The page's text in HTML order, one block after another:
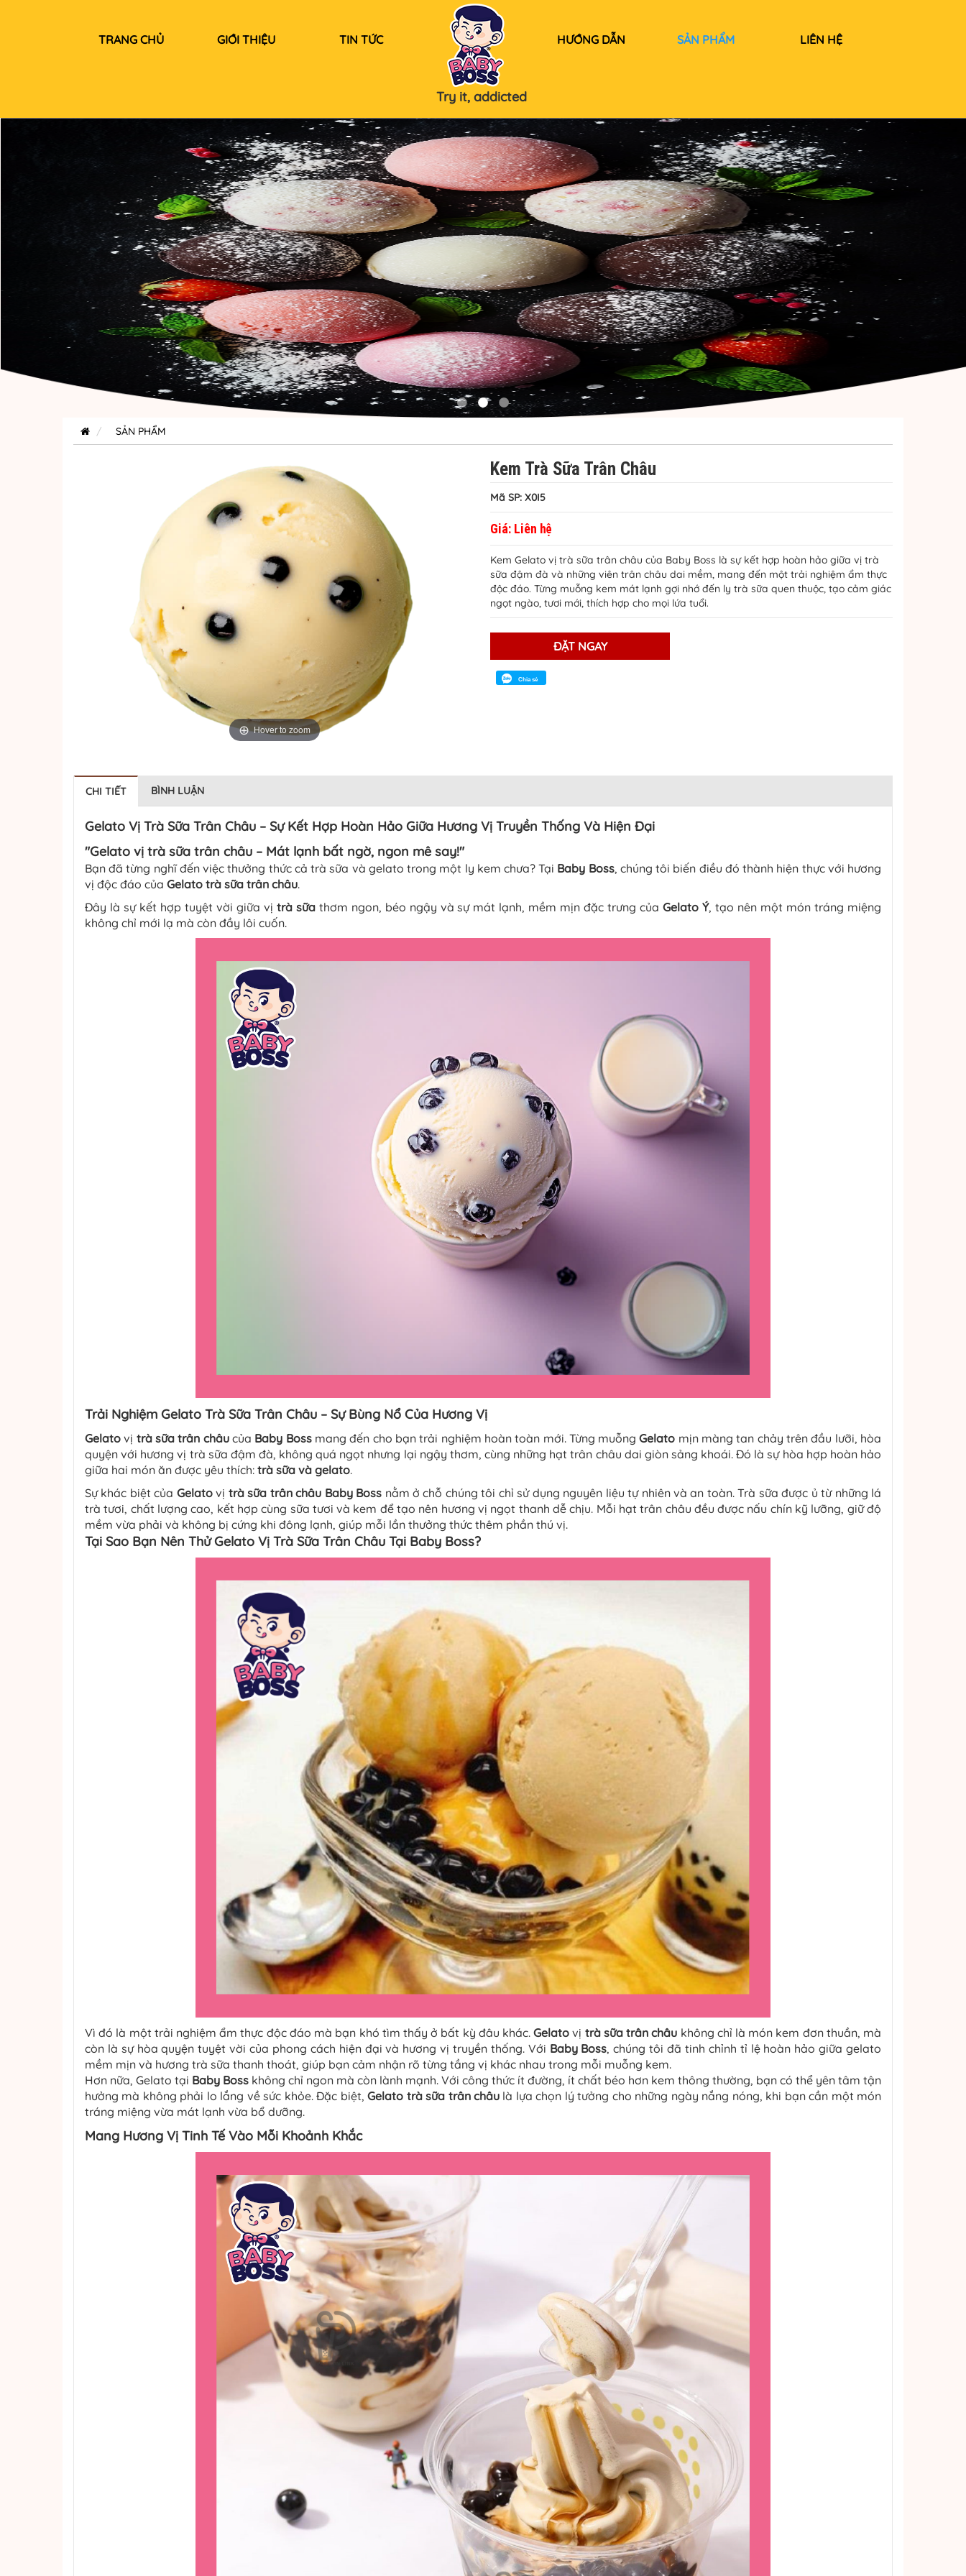
TRANG CHỦ GIỚI THIỆU TIN TỨC HƯỚNG DẪN SẢN PHẨM LIÊN HỆ
Try it, addicted
SẢN PHẨM
Hover to zoom
Kem Trà Sữa Trân Châu
Mã SP: X0I5
Giá: Liên hệ
Kem Gelato vị trà sữa trân châu của Baby Boss là sự kết hợp hoàn hảo giữa vị trà
sữa đậm đà và những viên trân châu dai mềm, mang đến một trải nghiệm ẩm thực
độc đáo. Từng muỗng kem mát lạnh gợi nhớ đến ly trà sữa quen thuộc, tạo cảm giác
ngọt ngào, tươi mới, thích hợp cho mọi lứa tuổi.
ĐẶT NGAY
Chia sẻ
CHI TIẾT BÌNH LUẬN
Gelato Vị Trà Sữa Trân Châu – Sự Kết Hợp Hoàn Hảo Giữa Hương Vị Truyền Thống Và Hiện Đại
"Gelato vị trà sữa trân châu – Mát lạnh bất ngờ, ngon mê say!"
Bạn đã từng nghĩ đến việc thưởng thức cả trà sữa và gelato trong một ly kem chưa? Tại Baby Boss, chúng tôi biến điều đó thành hiện thực với hương
vị độc đáo của Gelato trà sữa trân châu.
Đây là sự kết hợp tuyệt vời giữa vị trà sữa thơm ngon, béo ngậy và sự mát lạnh, mềm mịn đặc trưng của Gelato Ý, tạo nên một món tráng miệng
không chỉ mới lạ mà còn đầy lôi cuốn.
Trải Nghiệm Gelato Trà Sữa Trân Châu – Sự Bùng Nổ Của Hương Vị
Gelato vị trà sữa trân châucủa Baby Bossmang đến cho bạn trải nghiệm hoàn toàn mới. Từng muỗngGelato mịn màng tan chảy trên đầu lưỡi, hòa
quyện với hương vị trà sữa đậm đà, không quá ngọt nhưng lại ngậy thơm, cùng những hạt trân châu dai giòn sảng khoái. Đó là sự hòa hợp hoàn hảo
giữa hai món ăn được yêu thích: trà sữa và gelato.
Sự khác biệt của Gelatovị trà sữa trân châu Baby Boss nằm ở chỗ chúng tôi chỉ sử dụng nguyên liệu tự nhiên và an toàn. Trà sữa được ủ từ những lá
trà tươi, chất lượng cao, kết hợp cùng sữa tươi và kem để tạo nên hương vị ngọt thanh dễ chịu. Mỗi hạt trân châu đều được nấu chín kỹ lưỡng, giữ độ
mềm vừa phải và không bị cứng khi đông lạnh, giúp mỗi lần thưởng thức thêm phần thú vị.
Tại Sao Bạn Nên Thử Gelato Vị Trà Sữa Trân Châu Tại Baby Boss?
Vì đó là một trải nghiệm ẩm thực độc đáo mà bạn khó tìm thấy ở bất kỳ đâu khác.Gelato vị trà sữa trân châu không chỉ là món kem đơn thuần, mà
còn là sự hòa quyện tuyệt vời của phong cách hiện đại và hương vị truyền thống. Với Baby Boss, chúng tôi đã tinh chỉnh tỉ lệ hoàn hảo giữa gelato
mềm mịn và hương trà sữa thanh thoát, giúp bạn cảm nhận rõ từng tầng vị khác nhau trong mỗi muỗng kem.
Hơn nữa, Gelato tại Baby Boss không chỉ ngon mà còn lành mạnh. Với công thức ít đường, ít chất béo hơn kem thông thường, bạn có thể yên tâm tận
hưởng mà không phải lo lắng về sức khỏe. Đặc biệt,Gelato trà sữa trân châu là lựa chọn lý tưởng cho những ngày nắng nóng, khi bạn cần một món
tráng miệng vừa mát lạnh vừa bổ dưỡng.
Mang Hương Vị Tinh Tế Vào Mỗi Khoảnh Khắc